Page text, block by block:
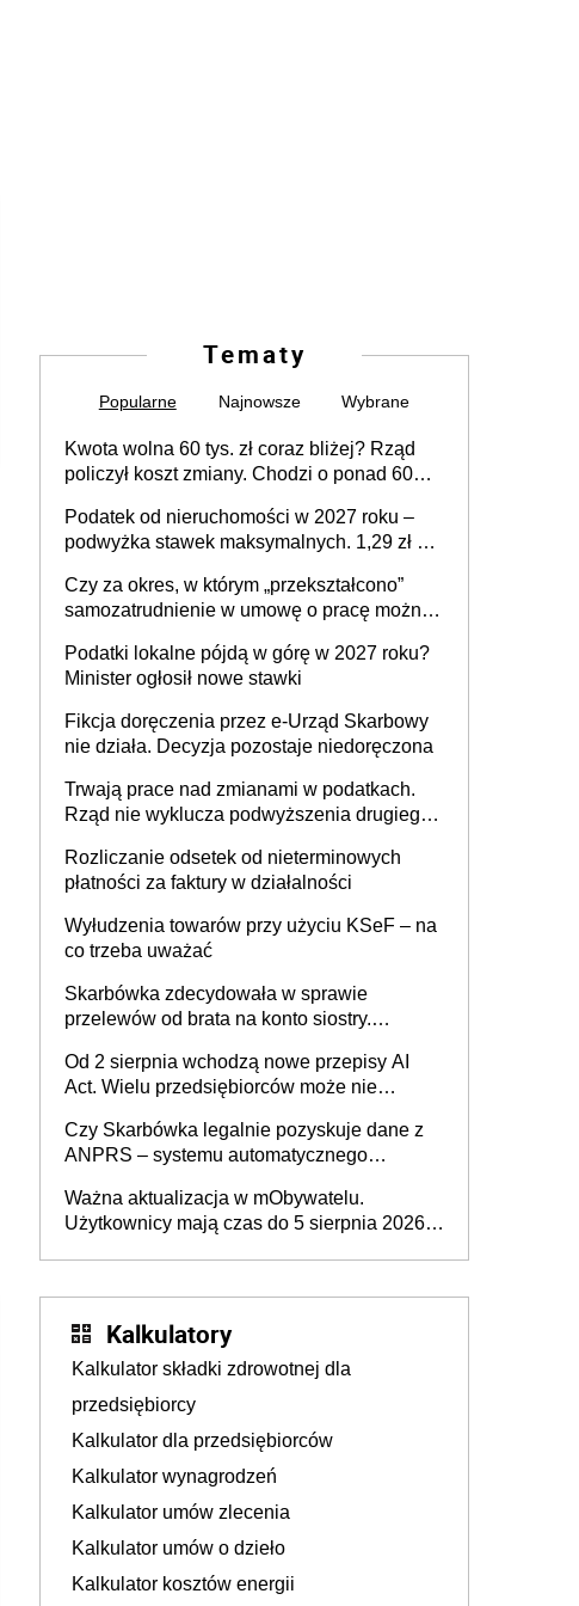
Tematy
Popularne Najnowsze Wybrane
Kwota wolna 60 tys. zł coraz bliżej? Rząd
policzył koszt zmiany. Chodzi o ponad 60
Podatek od nieruchomości w 2027 roku –
podwyżka stawek maksymalnych. 1,29 zł za
budynków i lokali związanych z
prowadzeniem działalności gospodarczej
Czy za okres, w którym „przekształcono”
samozatrudnienie w umowę o pracę można
umowy cywilnoprawnej jedynym
racjonalnym wyjściem
Podatki lokalne pójdą w górę w 2027 roku?
Minister ogłosił nowe stawki
Fikcja doręczenia przez e-Urząd Skarbowy
nie działa. Decyzja pozostaje niedoręczona
Trwają prace nad zmianami w podatkach.
Rząd nie wyklucza podwyższenia drugiego
Rozliczanie odsetek od nieterminowych
płatności za faktury w działalności
Wyłudzenia towarów przy użyciu KSeF – na
co trzeba uważać
Skarbówka zdecydowała w sprawie
przelewów od brata na konto siostry.
darowizna, ale podatku jednak nie będzie
Od 2 sierpnia wchodzą nowe przepisy AI
Act. Wielu przedsiębiorców może nie
Czy Skarbówka legalnie pozyskuje dane z
ANPRS – systemu automatycznego
pojazdów z kamer drogowych?
Ważna aktualizacja w mObywatelu.
Użytkownicy mają czas do 5 sierpnia 2026
Kalkulatory
Kalkulator składki zdrowotnej dla
przedsiębiorcy
Kalkulator dla przedsiębiorców
Kalkulator wynagrodzeń
Kalkulator umów zlecenia
Kalkulator umów o dzieło
Kalkulator kosztów energii